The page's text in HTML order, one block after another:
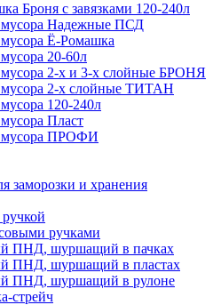
Броня с завязками 120-240л
Надежные ПСД
Ё-Ромашка
20-60л
2-х и 3-х слойные БРОНЯ
2-х слойные ТИТАН
120-240л
Пласт
ПРОФИ
заморозки и хранения
ручками
ПНД, шуршащий в пачках
ПНД, шуршащий в пластах
ПНД, шуршащий в рулоне
стрейч